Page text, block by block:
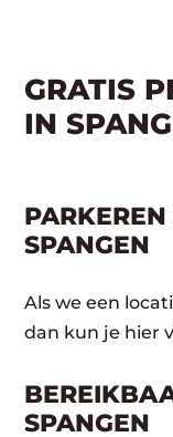
GRATIS
IN
SPANGEN
Als we een
dan kun je hier
SPANGEN